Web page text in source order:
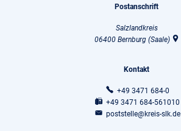
Postanschrift
Salzlandkreis
06400 Bernburg (Saale)
Kontakt
+49 3471 684-0
+49 3471 684-561010
poststelle@kreis-slk.de